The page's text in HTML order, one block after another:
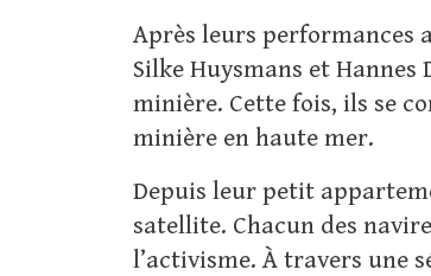
Après leurs performances
Silke Huysmans et
minière. Cette fois, ils se
minière en haute mer.
Depuis leur petit
satellite. Chacun des
l’activisme. À travers une